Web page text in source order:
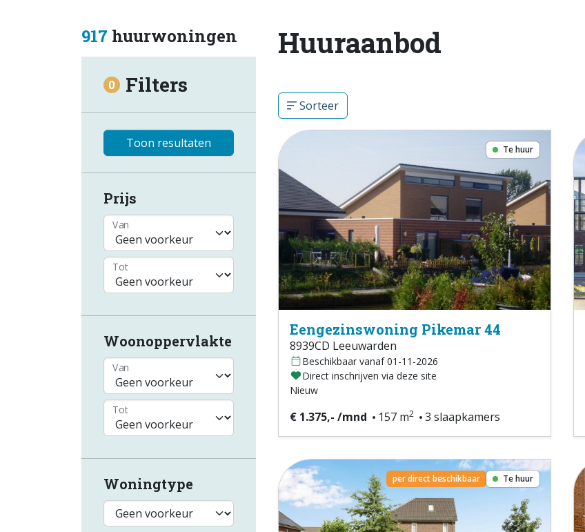
917 huurwoningen
0 Filters
Toon resultaten
Prijs
Van
Tot
Woonoppervlakte
Van
Tot
Woningtype
Huuraanbod
Sorteer
Te huur
Eengezinswoning Pikemar 44
8939CD Leeuwarden
Beschikbaar vanaf 01-11-2026
Direct inschrijven via deze site
Nieuw
€ 1.375,- /mnd 157 m2 3 slaapkamers
per direct beschikbaar Te huur